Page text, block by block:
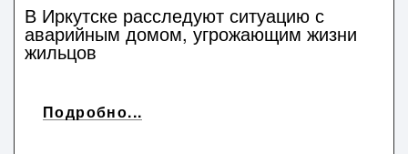
В Иркутске расследуют ситуацию с
аварийным домом, угрожающим жизни
жильцов
Подробно...